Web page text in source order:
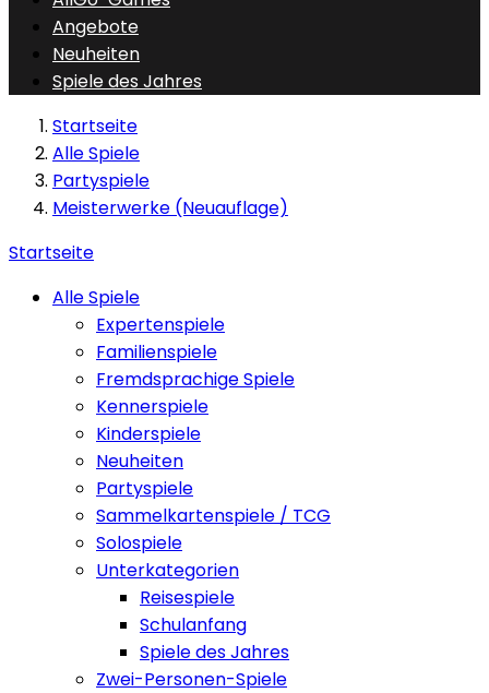
Angebote
Neuheiten
Spiele des Jahres
Startseite
Alle Spiele
Partyspiele
Meisterwerke (Neuauflage)
Startseite
Alle Spiele
Expertenspiele
Familienspiele
Fremdsprachige Spiele
Kennerspiele
Kinderspiele
Neuheiten
Partyspiele
Sammelkartenspiele / TCG
Solospiele
Unterkategorien
Reisespiele
Schulanfang
Spiele des Jahres
Zwei-Personen-Spiele